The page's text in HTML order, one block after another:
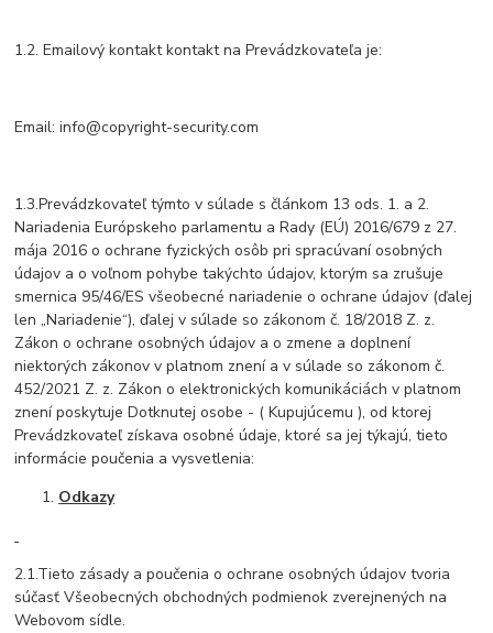
1.2. Emailový kontakt kontakt na Prevádzkovateľa je:
Email: info@copyright-security.com
1.3.Prevádzkovateľ týmto v súlade s článkom 13 ods. 1. a 2.
Nariadenia Európskeho parlamentu a Rady (EÚ) 2016/679 z 27.
mája 2016 o ochrane fyzických osôb pri spracúvaní osobných
údajov a o voľnom pohybe takýchto údajov, ktorým sa zrušuje
smernica 95/46/ES všeobecné nariadenie o ochrane údajov (ďalej
len „Nariadenie“), ďalej v súlade so zákonom č. 18/2018 Z. z.
Zákon o ochrane osobných údajov a o zmene a doplnení
niektorých zákonov v platnom znení a v súlade so zákonom č.
452/2021 Z. z. Zákon o elektronických komunikáciách v platnom
znení poskytuje Dotknutej osobe - ( Kupujúcemu ), od ktorej
Prevádzkovateľ získava osobné údaje, ktoré sa jej týkajú, tieto
informácie poučenia a vysvetlenia:
Odkazy
2.1.Tieto zásady a poučenia o ochrane osobných údajov tvoria
súčasť Všeobecných obchodných podmienok zverejnených na
Webovom sídle.